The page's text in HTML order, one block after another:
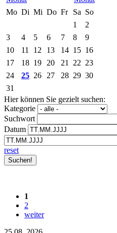
Mo Di Mi Do Fr Sa So
1
2
3
4 5 6 7 8
9
10
11 12 13 14 15 16
17
18 19 20 21 22 23
24
25 26 27 28 29 30
31
Hier können Sie gezielt suchen:
Kategorie
Suchwort
Datum
reset
1
2
weiter